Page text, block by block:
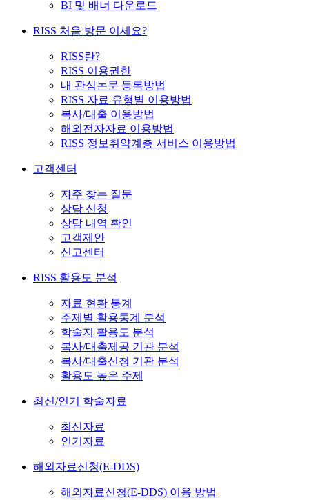
BI 및 배너 다운로드
RISS 처음 방문 이세요?
RISS란?
RISS 이용권한
내 관심논문 등록방법
RISS 자료 유형별 이용방법
복사/대출 이용방법
해외전자자료 이용방법
RISS 정보취약계층 서비스 이용방법
고객센터
자주 찾는 질문
상담 신청
상담 내역 확인
고객제안
신고센터
RISS 활용도 분석
자료 현황 통계
주제별 활용통계 분석
학술지 활용도 분석
복사/대출제공 기관 분석
복사/대출신청 기관 분석
활용도 높은 주제
최신/인기 학술자료
최신자료
인기자료
해외자료신청(E-DDS)
해외자료신청(E-DDS) 이용 방법